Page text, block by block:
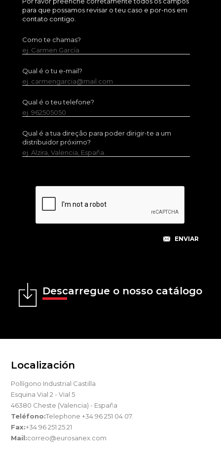
para que possamos revisar o teu caso e por-nos em
contato contigo.
Como te chamas?
ej. Carmen García
Qual é o tu e-mail?
ej. carmengarcia@mail.com
Qual é o teu telefone?
ej. 962505050
Qual é a tua direção para poder dirigir-te a um
distribuidor próximo?
ej. Alzira, Valencia, España.
Descarregue o nosso catálogo
Localización
Pollígono Industrial Castilla
Esquina Vial 2 - Vial 5
46380 Cheste (Valencia) - España
Teléfono:Telephone +34 96 251 04 07.
Fax:+34 96 251 25 21
Mail:correo@eurosanex.com